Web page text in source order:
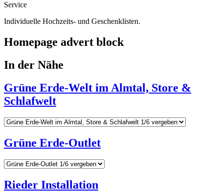
Service
Individuelle Hochzeits- und Geschenklisten.
Homepage advert block
In der Nähe
Grüne Erde-Welt im Almtal, Store &
Schlafwelt
Grüne Erde-Outlet
Rieder Installation